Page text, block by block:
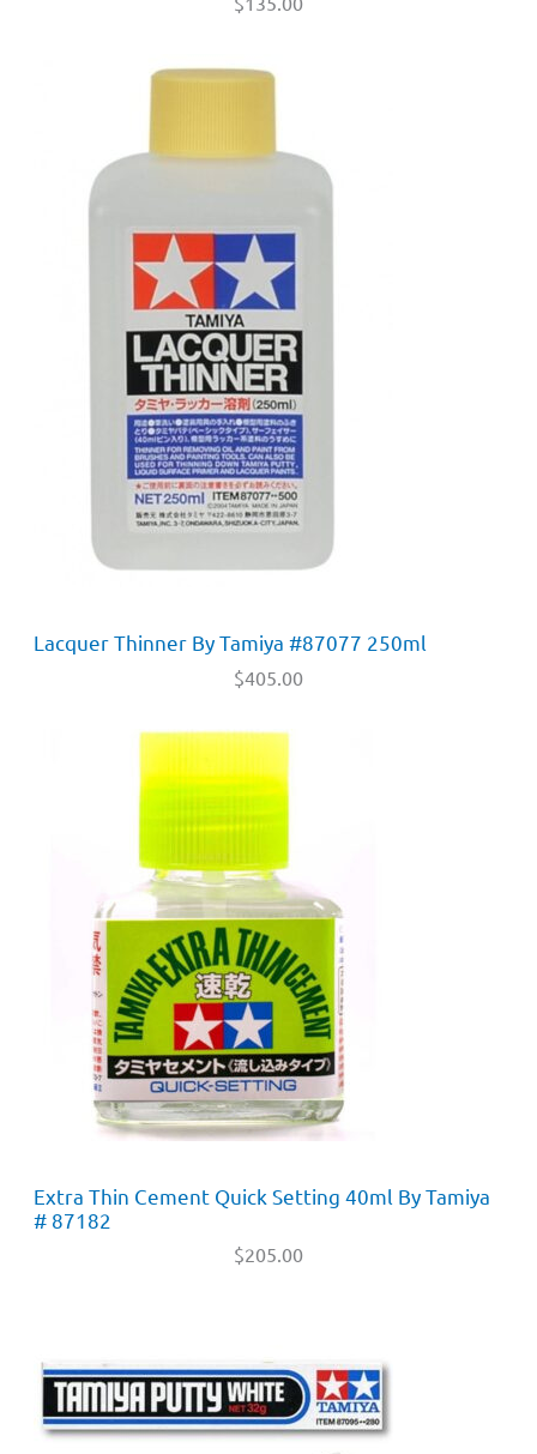
Lacquer Thinner By Tamiya #87077 250ml
$405.00
Extra Thin Cement Quick Setting 40ml By Tamiya
# 87182
$205.00